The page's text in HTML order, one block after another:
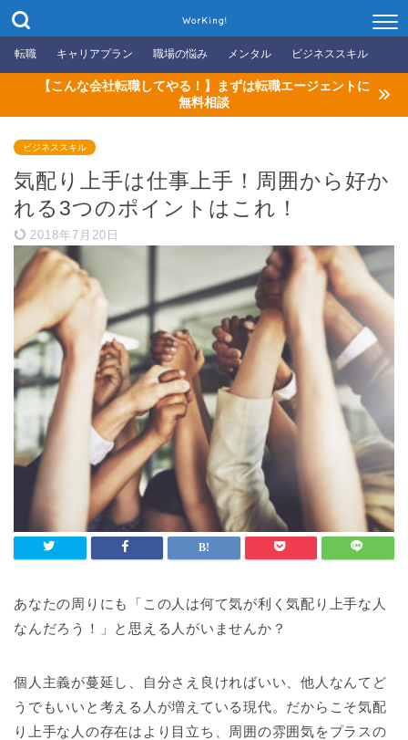
WorKing!
転職 キャリアプラン 職場の悩み メンタル ビジネススキル
【こんな会社転職してやる！】まずは転職エージェントに
無料相談
ビジネススキル
気配り上手は仕事上手！周囲から好か
れる3つのポイントはこれ！
2018年7月20日
あなたの周りにも「この人は何て気が利く気配り上手な人
なんだろう！」と思える人がいませんか？
個人主義が蔓延し、自分さえ良ければいい、他人なんてど
うでもいいと考える人が増えている現代。だからこそ気配
り上手な人の存在はより目立ち、周囲の雰囲気をプラスの